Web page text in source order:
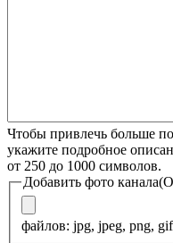
Чтобы привлечь больше
укажите подробное
от 250 до 1000 символов.
Добавить фото канала
файлов: jpg, jpeg, png,